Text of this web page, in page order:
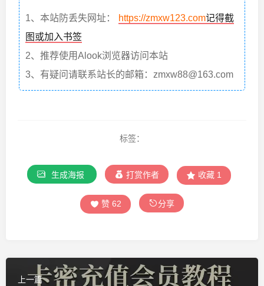
1、本站防丢失网址： https://zmxw123.com记得截
图或加入书签
2、推荐使用Alook浏览器访问本站
3、有疑问请联系站长的邮箱：zmxw88@163.com
标签：
生成海报 打赏作者 收藏 1
赞 62 分享
上一篇